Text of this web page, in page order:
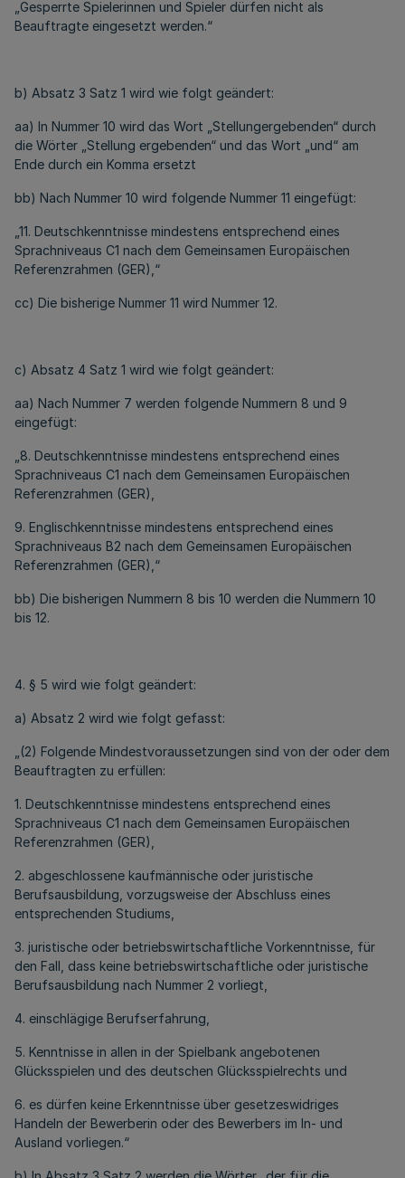
„Gesperrte Spielerinnen und Spieler dürfen nicht als
Beauftragte eingesetzt werden.“
b) Absatz 3 Satz 1 wird wie folgt geändert:
aa) In Nummer 10 wird das Wort „Stellungergebenden“ durch
die Wörter „Stellung ergebenden“ und das Wort „und“ am
Ende durch ein Komma ersetzt
bb) Nach Nummer 10 wird folgende Nummer 11 eingefügt:
„11. Deutschkenntnisse mindestens entsprechend eines
Sprachniveaus C1 nach dem Gemeinsamen Europäischen
Referenzrahmen (GER),“
cc) Die bisherige Nummer 11 wird Nummer 12.
c) Absatz 4 Satz 1 wird wie folgt geändert:
aa) Nach Nummer 7 werden folgende Nummern 8 und 9
eingefügt:
„8. Deutschkenntnisse mindestens entsprechend eines
Sprachniveaus C1 nach dem Gemeinsamen Europäischen
Referenzrahmen (GER),
9. Englischkenntnisse mindestens entsprechend eines
Sprachniveaus B2 nach dem Gemeinsamen Europäischen
Referenzrahmen (GER),“
bb) Die bisherigen Nummern 8 bis 10 werden die Nummern 10
bis 12.
4. § 5 wird wie folgt geändert:
a) Absatz 2 wird wie folgt gefasst:
„(2) Folgende Mindestvoraussetzungen sind von der oder dem
Beauftragten zu erfüllen:
1. Deutschkenntnisse mindestens entsprechend eines
Sprachniveaus C1 nach dem Gemeinsamen Europäischen
Referenzrahmen (GER),
2. abgeschlossene kaufmännische oder juristische
Berufsausbildung, vorzugsweise der Abschluss eines
entsprechenden Studiums,
3. juristische oder betriebswirtschaftliche Vorkenntnisse, für
den Fall, dass keine betriebswirtschaftliche oder juristische
Berufsausbildung nach Nummer 2 vorliegt,
4. einschlägige Berufserfahrung,
5. Kenntnisse in allen in der Spielbank angebotenen
Glücksspielen und des deutschen Glücksspielrechts und
6. es dürfen keine Erkenntnisse über gesetzeswidriges
Handeln der Bewerberin oder des Bewerbers im In- und
Ausland vorliegen.“